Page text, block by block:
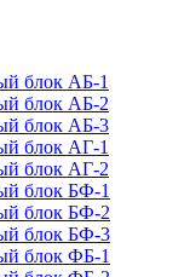
блок АБ-1
блок АБ-2
блок АБ-3
блок АГ-1
блок АГ-2
блок БФ-1
блок БФ-2
блок БФ-3
блок ФБ-1